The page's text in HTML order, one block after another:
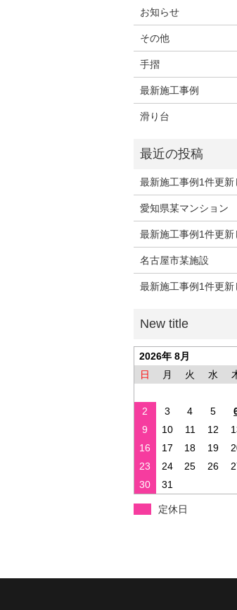
お知らせ
その他
手摺
最新施工事例
滑り台
最新施工事例1件更新
愛知県某マンション
最新施工事例1件更新
名古屋市某施設
最新施工事例1件更新
2026年 8月
日
月 火 水
2
3 4 5
9
10 11 12
16
17 18 19
23
24 25 26
30
31
定休日